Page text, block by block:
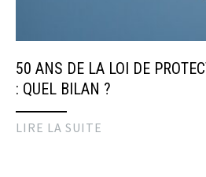
50 ANS DE LA LOI DE
: QUEL BILAN ?
LIRE LA SUITE